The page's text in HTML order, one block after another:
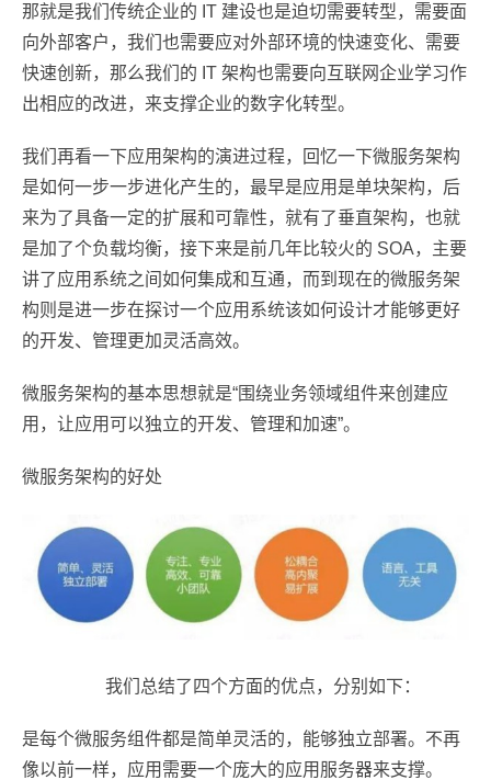
那就是我们传统企业的 IT 建设也是迫切需要转型，需要面
向外部客户，我们也需要应对外部环境的快速变化、需要
快速创新，那么我们的 IT 架构也需要向互联网企业学习作
出相应的改进，来支撑企业的数字化转型。
我们再看一下应用架构的演进过程，回忆一下微服务架构
是如何一步一步进化产生的，最早是应用是单块架构，后
来为了具备一定的扩展和可靠性，就有了垂直架构，也就
是加了个负载均衡，接下来是前几年比较火的 SOA，主要
讲了应用系统之间如何集成和互通，而到现在的微服务架
构则是进一步在探讨一个应用系统该如何设计才能够更好
的开发、管理更加灵活高效。
微服务架构的基本思想就是“围绕业务领域组件来创建应
用，让应用可以独立的开发、管理和加速”。
微服务架构的好处
我们总结了四个方面的优点，分别如下：
是每个微服务组件都是简单灵活的，能够独立部署。不再
像以前一样，应用需要一个庞大的应用服务器来支撑。